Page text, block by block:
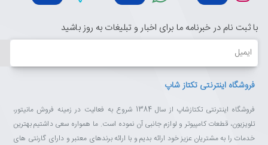
با ثبت نام در خبرنامه ما برای اخبار و تبلیغات به روز باشید
ایمیل
فروشگاه اینترنتی تکتاز شاپ
فروشگاه اینترنتی تکتازشاپ از سال 1384 شروع به فعالیت در زمینه فروش مانیتور،
تلویزیون، قطعات کامپیوتر و لوازم جانبی آن نموده است. ما همواره سعی داشتیم بهترین
خدمات را به مشتریان عزیز خود ارائه بدیم و با ارائه برندهای معتبر و دارای گارنتی های